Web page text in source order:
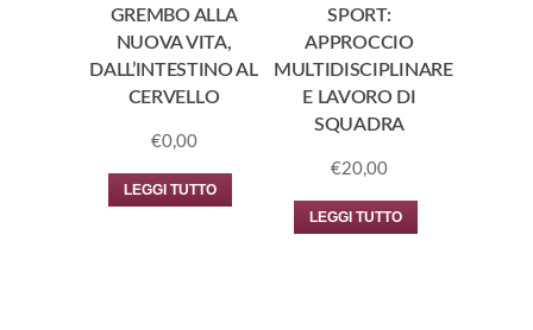
GREMBO ALLA
NUOVA VITA,
DALL’INTESTINO AL
CERVELLO
€0,00
LEGGI TUTTO
SPORT:
APPROCCIO
MULTIDISCIPLINARE
E LAVORO DI
SQUADRA
€20,00
LEGGI TUTTO